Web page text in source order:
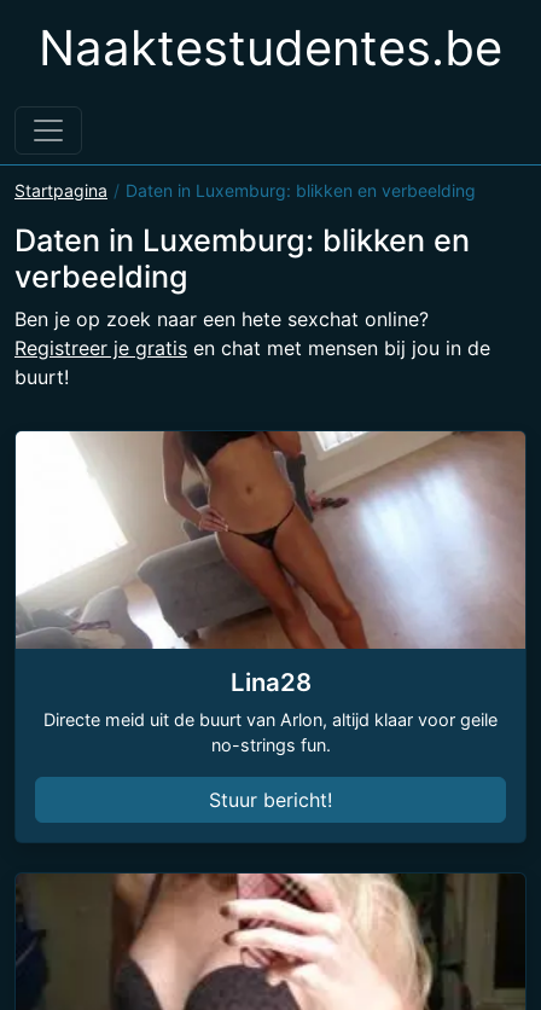
Naaktestudentes.be
Startpagina Daten in Luxemburg: blikken en verbeelding
Daten in Luxemburg: blikken en
verbeelding
Ben je op zoek naar een hete sexchat online?
Registreer je gratis en chat met mensen bij jou in de
buurt!
Lina28
Directe meid uit de buurt van Arlon, altijd klaar voor geile
no-strings fun.
Stuur bericht!